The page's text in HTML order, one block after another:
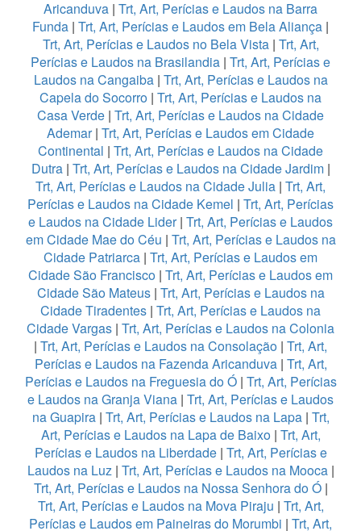
Aricanduva | Trt, Art, Perícias e Laudos na Barra
Funda | Trt, Art, Perícias e Laudos em Bela Aliança |
Trt, Art, Perícias e Laudos no Bela Vista| Trt, Art,
Perícias e Laudos na Brasilandia | Trt, Art, Perícias e
Laudos na Cangaiba| Trt, Art, Perícias e Laudos na
Capela do Socorro | Trt, Art, Perícias e Laudos na
Casa Verde | Trt, Art, Perícias e Laudos na Cidade
Ademar| Trt, Art, Perícias e Laudos em Cidade
Continental | Trt, Art, Perícias e Laudos na Cidade
Dutra | Trt, Art, Perícias e Laudos na Cidade Jardim|
Trt, Art, Perícias e Laudos na Cidade Julia | Trt, Art,
Perícias e Laudos na Cidade Kemel | Trt, Art, Perícias
e Laudos na Cidade Lider| Trt, Art, Perícias e Laudos
em Cidade Mae do Céu | Trt, Art, Perícias e Laudos na
Cidade Patriarca | Trt, Art, Perícias e Laudos em
Cidade São Francisco | Trt, Art, Perícias e Laudos em
Cidade São Mateus| Trt, Art, Perícias e Laudos na
Cidade Tiradentes | Trt, Art, Perícias e Laudos na
Cidade Vargas | Trt, Art, Perícias e Laudos na Colonia
| Trt, Art, Perícias e Laudos na Consolação | Trt, Art,
Perícias e Laudos na Fazenda Aricanduva| Trt, Art,
Perícias e Laudos na Freguesia do Ó| Trt, Art, Perícias
e Laudos na Granja Viana | Trt, Art, Perícias e Laudos
na Guapira| Trt, Art, Perícias e Laudos na Lapa| Trt,
Art, Perícias e Laudos na Lapa de Baixo | Trt, Art,
Perícias e Laudos na Liberdade | Trt, Art, Perícias e
Laudos na Luz| Trt, Art, Perícias e Laudos na Mooca|
Trt, Art, Perícias e Laudos na Nossa Senhora do Ó|
Trt, Art, Perícias e Laudos na Mova Piraju | Trt, Art,
Perícias e Laudos em Paineiras do Morumbi | Trt, Art,